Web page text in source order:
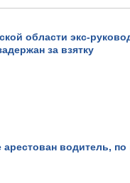
области экс-
за взятку
арестован водитель,